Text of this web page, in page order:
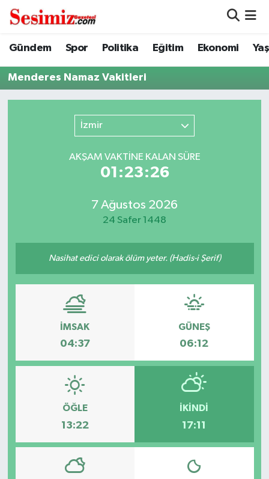
Gündem Spor Politika Eğitim Ekonomi
Menderes Namaz Vakitleri
İzmir
AKŞAM VAKTİNE KALAN SÜRE
01:23:26
7 Ağustos 2026
24 Safer 1448
Nasihat edici olarak ölüm yeter. (Hadis-i Şerif)
İMSAK
04:37
GÜNEŞ
06:12
ÖĞLE
13:22
İKINDI
17:11
Dünya
Eğitim
Sağlık
Teknoloji
Yaşam
Nöbetçi Eczaneler
Hava Durumu
Trafik Durumu
Süper Lig Puan Durumu ve Fikstür
Tüm Manşetler
Haber Arşivi